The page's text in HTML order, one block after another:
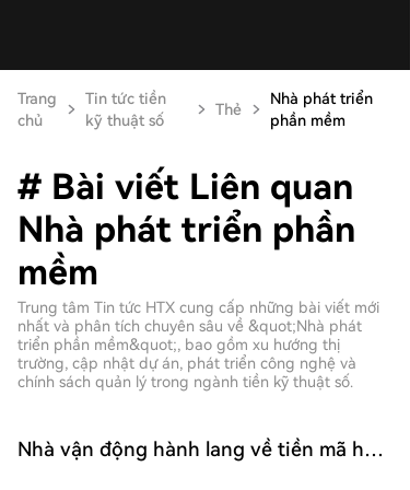
Trang
chủ
Tin tức tiền
kỹ thuật số
Thẻ
Nhà phát triển
phần mềm
# Bài viết Liên quan
Nhà phát triển phần
mềm
Trung tâm Tin tức HTX cung cấp những bài viết mới
nhất và phân tích chuyên sâu về &quot;Nhà phát
triển phần mềm&quot;, bao gồm xu hướng thị
trường, cập nhật dự án, phát triển công nghệ và
chính sách quản lý trong ngành tiền kỹ thuật số.
Nhà vận động hành lang về tiền mã hóa